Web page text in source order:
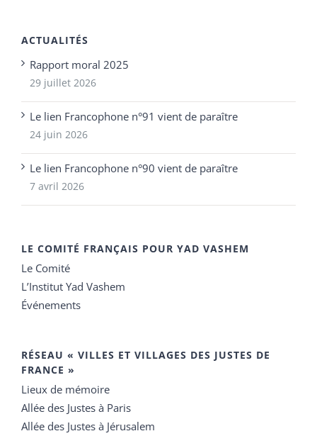
ACTUALITÉS
Rapport moral 2025
29 juillet 2026
Le lien Francophone n°91 vient de paraître
24 juin 2026
Le lien Francophone n°90 vient de paraître
7 avril 2026
LE COMITÉ FRANÇAIS POUR YAD VASHEM
Le Comité
L’Institut Yad Vashem
Événements
RÉSEAU « VILLES ET VILLAGES DES JUSTES DE
FRANCE »
Lieux de mémoire
Allée des Justes à Paris
Allée des Justes à Jérusalem